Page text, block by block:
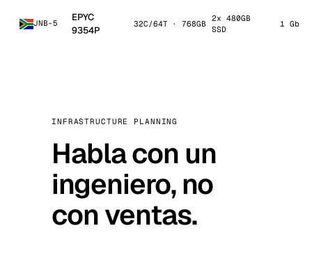
JNB-5
EPYC
9354P
32C/64T · 768GB
2x 480GB
SSD
1
INFRASTRUCTURE PLANNING
Habla con un
ingeniero, no
con ventas.